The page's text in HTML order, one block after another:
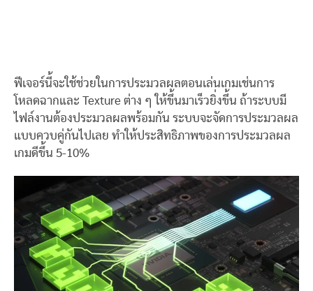
ฟีเจอร์นี้จะใช้ช่วยในการประมวลผลตอนเล่นเกมเช่นการ
โหลดฉากและ Texture ต่าง ๆ ให้ขึ้นมาเร็วยิ่งขึ้น ถ้าระบบมี
ไฟล์งานต้องประมวลผลพร้อมกัน ระบบจะจัดการประมวลผล
แบบควบคู่กันไปเลย ทำให้ประสิทธิภาพของการประมวลผล
เกมดีขึ้น 5-10%